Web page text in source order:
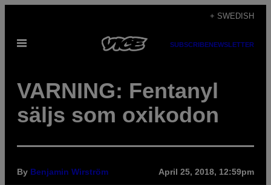
content
+ SWEDISH
Open
SUBSCRIBENEWSLETTER
VARNING: Fentanyl
säljs som oxikodon
By Benjamin Wirström April 25, 2018, 12:59pm